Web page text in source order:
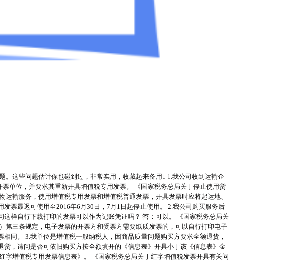
这些问题估计你也碰到过，非常实用，收藏起来备用↓ 1.我公司收到运输企
单位，并要求其重新开具增值税专用发票。 《国家税务总局关于停止使用货
输服务，使用增值税专用发票和增值税普通发票，开具发票时应将起运地、
票最迟可使用至2016年6月30日，7月1日起停止使用。 2.我公司购买服务后
样自行下载打印的发票可以作为记账凭证吗？ 答：可以。 《国家税务总局关
三条规定，电子发票的开票方和受票方需要纸质发票的，可以自行打印电子
同。 3.我单位是增值税一般纳税人，因商品质量问题购买方要求全额退货，
，请问是否可依旧购买方按全额填开的《信息表》开具小于该《信息表》金
增值税专用发票信息表》。 《国家税务总局关于红字增值税发票开具有关问